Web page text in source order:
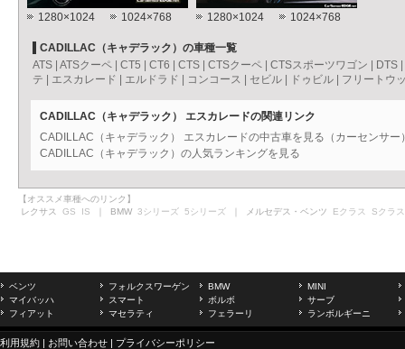
1280×1024 1024×768 1280×1024 1024×768
CADILLAC（キャデラック）の車種一覧
ATS ATSクーペ CT5 CT6 CTS CTSクーペ CTSスポーツワゴン DTS
テ
エスカレード エルドラド コンコース セビル ドゥビル フリートウ
CADILLAC（キャデラック） エスカレードの関連リンク
CADILLAC（キャデラック） エスカレードの中古車を見る（カーセンサー
CADILLAC（キャデラック）の人気ランキングを見る
【オススメ車種へのリンク】
レクサス GS IS ｜ BMW 3シリーズ 5シリーズ ｜ メルセデス・ベンツ Eクラス Sクラス
ベンツ フォルクスワーゲン BMW
MINI
マイバッハ
スマート ボルボ
サーブ
フィアット
マセラティ フェラーリ ランボルギーニ
利用規約 | お問い合わせ | プライバシーポリシー